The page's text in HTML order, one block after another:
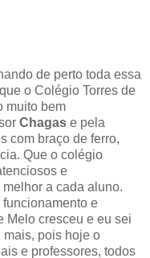
de perto toda essa
o Colégio Torres de
muito bem
Chagas e pela
com braço de ferro,
Que o colégio
e
a cada aluno.
e
Melo cresceu e eu sei
pois hoje o
e professores, todos